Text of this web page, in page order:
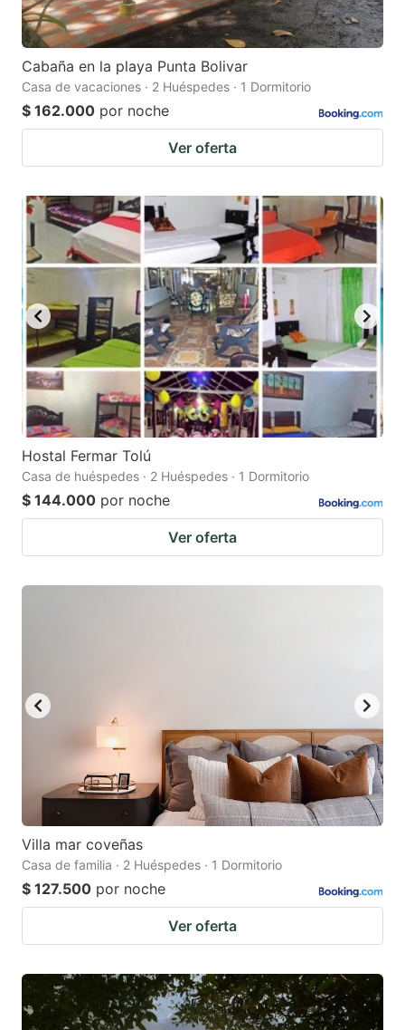
Cabaña en la playa Punta Bolivar
Casa de vacaciones · 2 Huéspedes · 1 Dormitorio
$ 162.000 por noche
Ver oferta
Hostal Fermar Tolú
Casa de huéspedes · 2 Huéspedes · 1 Dormitorio
$ 144.000 por noche
Ver oferta
Villa mar coveñas
Casa de familia · 2 Huéspedes · 1 Dormitorio
$ 127.500 por noche
Ver oferta